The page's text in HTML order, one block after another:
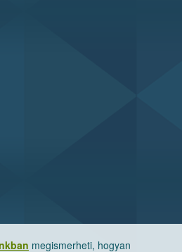
megismerheti, hogyan